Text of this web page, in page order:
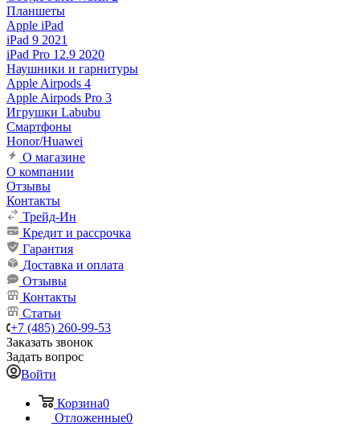
Планшеты
Apple iPad
iPad 9 2021
iPad Pro 12.9 2020
Наушники и гарнитуры
Apple Airpods 4
Apple Airpods Pro 3
Игрушки Labubu
Смартфоны
Honor/Huawei
О магазине
О компании
Отзывы
Контакты
Трейд-Ин
Кредит и рассрочка
Гарантия
Доставка и оплата
Отзывы
Контакты
Статьи
+7 (485) 260-99-53
Заказать звонок
Задать вопрос
Войти
Корзина0
Отложенные0